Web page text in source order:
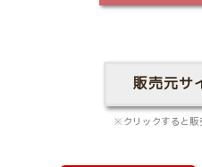
販売元サ
※クリックすると販